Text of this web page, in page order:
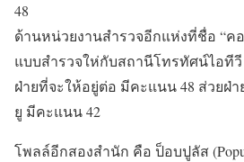
48
ด้านหน่วยงานสำรวจอีกแห่งทีชื่อ “ค
แบบสำรวจให่กับสถานีโทรทัศน์ไอทีวี
ฝ่ายที่จะให้อยู่ต่อ มีคะแนน 48 ส่วยฝ่
ยู มีคะแนน 42
โพลล์อีกสองสำนัก คือ ป็อบปูลัส